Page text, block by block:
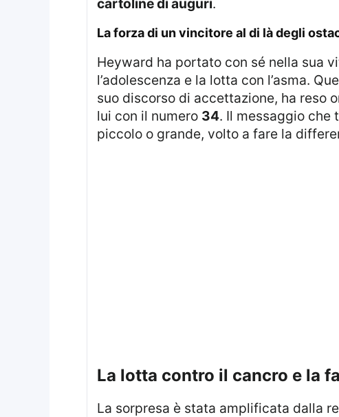
La forza di un vincitore al di là degli
Heyward ha portato con sé nella sua vita e nella sua carriera l’eredità emotiva della perdita del padre durante
l’adolescenza e la lotta con l’asma.
suo discorso di accettazione, ha reso
lui con il numero 34. Il messaggio che
piccolo o grande, volto a fare la
La lotta contro il cancro e la
La sorpresa è stata amplificata dalla